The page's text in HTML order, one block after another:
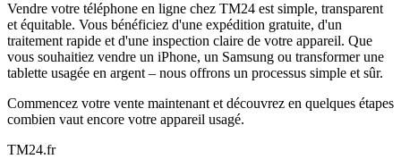
Vendre votre téléphone en ligne chez TM24 est simple, transparent
et équitable. Vous bénéficiez d'une expédition gratuite, d'un
traitement rapide et d'une inspection claire de votre appareil. Que
vous souhaitiez vendre un iPhone, un Samsung ou transformer une
tablette usagée en argent – nous offrons un processus simple et sûr.
Commencez votre vente maintenant et découvrez en quelques étapes
combien vaut encore votre appareil usagé.
TM24.fr